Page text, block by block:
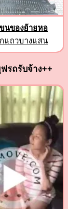
นของย้ายหอ
แถวบางแสน
รถรับจ้าง++